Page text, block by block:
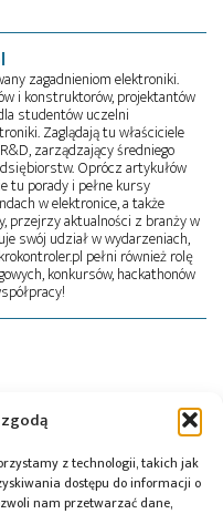
z technologii, takich jak
dostępu do informacji o
nam przetwarzać dane,
zagadnieniom elektroniki.
i konstruktorów, projektantów
studentów uczelni
Zaglądają tu właściciele
zarządzający średniego
Oprócz artykułów
tu porady i pełne kursy
w elektronice, a także
przejrzy aktualności z branży w
swój udział w wydarzeniach,
pełni również rolę
konkursów, hackathonów